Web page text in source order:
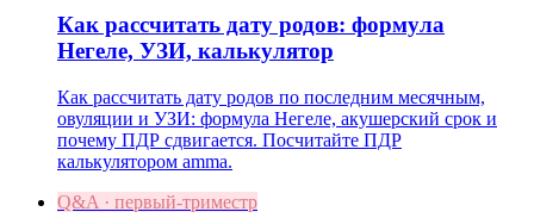
Как рассчитать дату родов: формула
Негеле, УЗИ, калькулятор
Как рассчитать дату родов по последним месячным,
овуляции и УЗИ: формула Негеле, акушерский срок и
почему ПДР сдвигается. Посчитайте ПДР
калькулятором amma.
Q&A · первый-триместр